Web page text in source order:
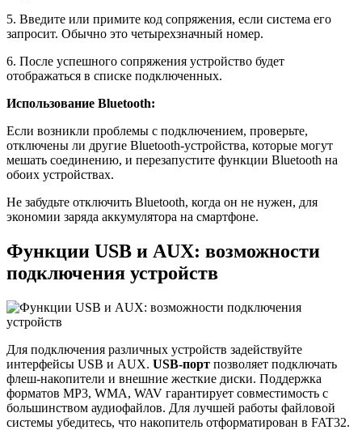
5. Введите или примите код сопряжения, если система его
запросит. Обычно это четырехзначный номер.
6. После успешного сопряжения устройство будет
отображаться в списке подключенных.
Использование Bluetooth:
Если возникли проблемы с подключением, проверьте,
отключены ли другие Bluetooth-устройства, которые могут
мешать соединению, и перезапустите функции Bluetooth на
обоих устройствах.
Не забудьте отключить Bluetooth, когда он не нужен, для
экономии заряда аккумулятора на смартфоне.
Функции USB и AUX: возможности
подключения устройств
Для подключения различных устройств задействуйте
интерфейсы USB и AUX. USB-порт позволяет подключать
флеш-накопители и внешние жесткие диски. Поддержка
форматов MP3, WMA, WAV гарантирует совместимость с
большинством аудиофайлов. Для лучшей работы файловой
системы убедитесь, что накопитель отформатирован в FAT32.